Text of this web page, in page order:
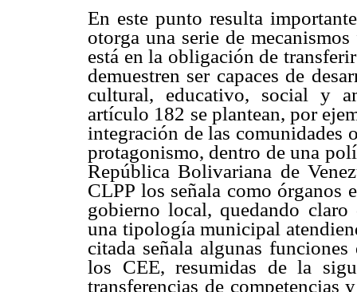
En este punto resulta
otorga una serie de
está en la obligación de
demuestren ser capaces de
cultural, educativo, social y
artículo 182 se plantean, por
integración de las comunidades
protagonismo, dentro de una
República Bolivariana de
CLPP los señala como órganos
gobierno local, quedando
una tipología municipal
citada señala algunas
los CEE, resumidas de la
transferencias de competencias